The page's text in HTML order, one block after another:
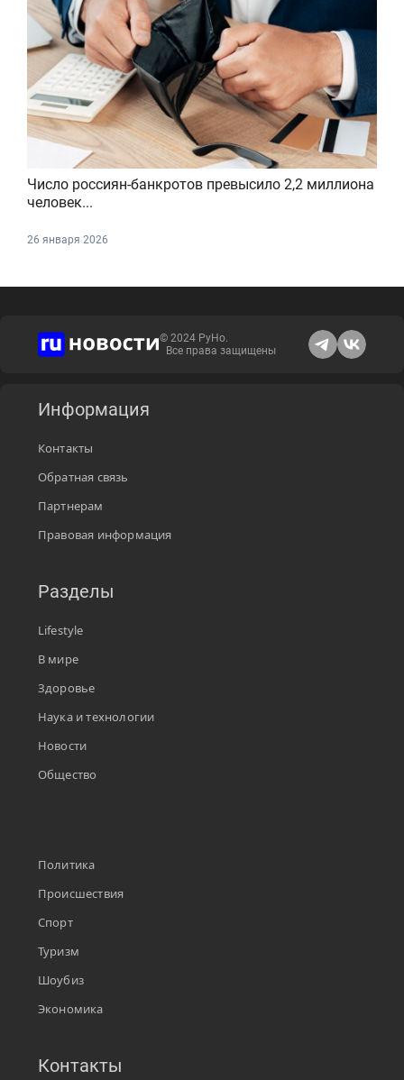
Число россиян-банкротов превысило 2,2 миллиона
человек...
26 января 2026
© 2024 РуНо.
Все права защищены
Информация
Контакты
Обратная связь
Партнерам
Правовая информация
Разделы
Lifestyle
В мире
Здоровье
Наука и технологии
Новости
Общество
Политика
Происшествия
Спорт
Туризм
Шоубиз
Экономика
Контакты